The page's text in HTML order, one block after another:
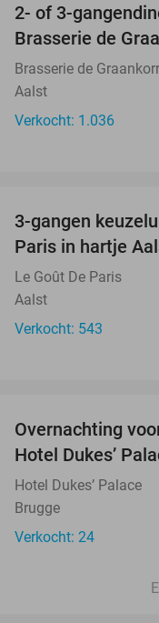
2- of 3-
Brasserie de
Brasserie de
Aalst
Verkocht: 1.036
3-gangen
Paris in hartje
Le Goût De Paris
Aalst
Verkocht: 543
Overnachting
Hotel Dukes’
Hotel Dukes’ Palace
Brugge
Verkocht: 24